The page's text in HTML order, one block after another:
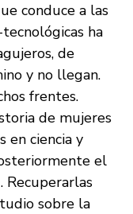
conduce a las
ha
de
y no llegan.
frentes.
de mujeres
en ciencia y
el
Recuperarlas
sobre la